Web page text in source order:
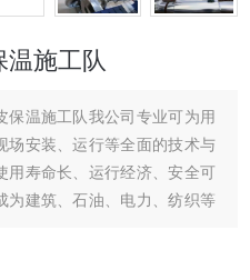
温施工队
保温施工队我公司专业可为用
场安装、运行等全面的技术与
用寿命长、运行经济、安全可
为建筑、石油、电力、纺织等